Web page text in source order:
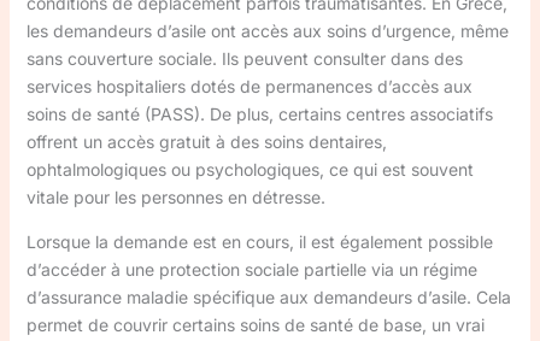
les demandeurs d’asile ont accès aux soins d’urgence, même
sans couverture sociale. Ils peuvent consulter dans des
services hospitaliers dotés de permanences d’accès aux
soins de santé (PASS). De plus, certains centres associatifs
offrent un accès gratuit à des soins dentaires,
ophtalmologiques ou psychologiques, ce qui est souvent
vitale pour les personnes en détresse.
Lorsque la demande est en cours, il est également possible
d’accéder à une protection sociale partielle via un régime
d’assurance maladie spécifique aux demandeurs d’asile. Cela
permet de couvrir certains soins de santé de base, un vrai